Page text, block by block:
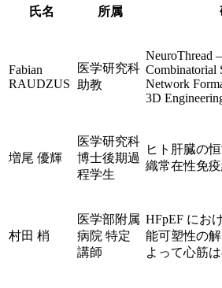
氏名 所属
Fabian
RAUDZUS
医学研究科
助教
NeuroThread
Combinatorial
Network
3D
増尾 優輝
医学研究科
博士後期過
程学生
ヒト肝臓の
織常在性免
村田 梢
医学部附属
病院 特定
講師
HFpEF にお
能可塑性の
よって心筋